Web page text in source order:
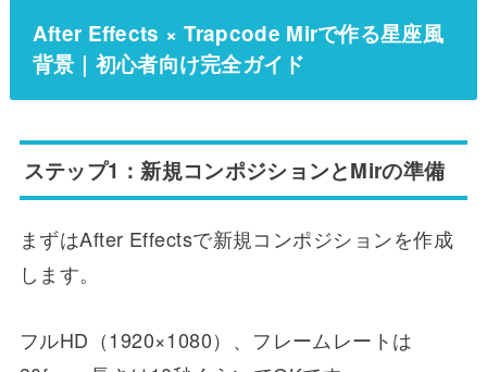
After Effects × Trapcode Mirで作る星座風
背景｜初心者向け完全ガイド
ステップ1：新規コンポジションとMirの準備
まずはAfter Effectsで新規コンポジションを作成
します。
フルHD（1920×1080）、フレームレートは